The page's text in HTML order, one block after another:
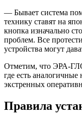
— Бывает система
технику ставят на
кнопка изначально
проблем. Все
устройства могут
Отметим, что ЭРА-
где есть
экстренных
Правила